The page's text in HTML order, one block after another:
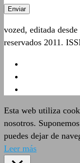
vozed, editada
reservados 2011.
Esta web utiliza
nosotros.
puedes dejar de
Leer más